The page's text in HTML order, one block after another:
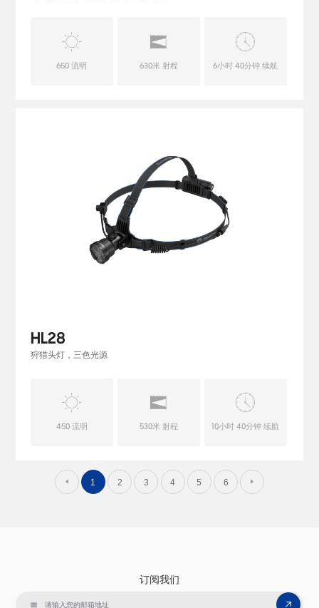
650 流明 630米 射程 6小时 40分钟 续航
HL28
狩猎头灯，三色光源
450 流明 530米 射程 10小时 40分钟 续航
1 2 3 4 5 6
订阅我们